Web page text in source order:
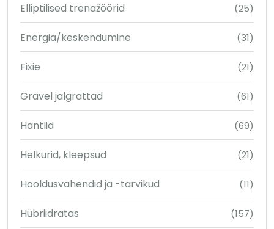
Elliptilised trenažöörid (25)
Energia/keskendumine (31)
Fixie (21)
Gravel jalgrattad (61)
Hantlid (69)
Helkurid, kleepsud (21)
Hooldusvahendid ja -tarvikud (11)
Hübriidratas (157)